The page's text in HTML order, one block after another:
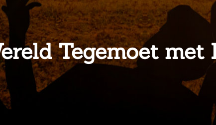
Tegemoet met